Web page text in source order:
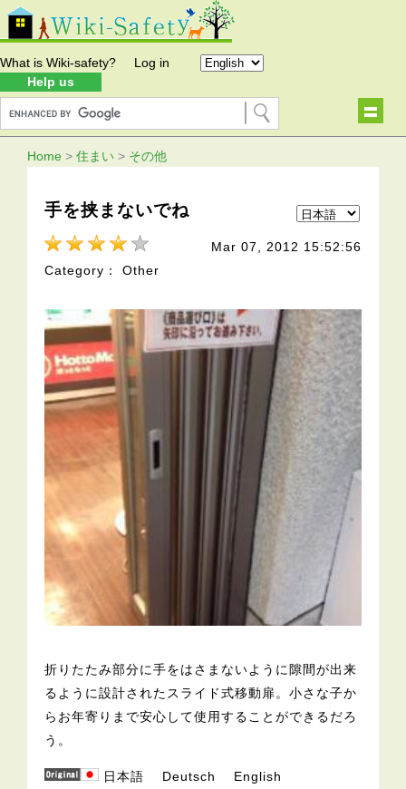
What is Wiki-safety?
Help us
Log in
Home > 住まい > その他
手を挟まないでね
Mar 07, 2012 15:52:56
Category： Other
折りたたみ部分に手をはさまないように隙間が出来
るように設計されたスライド式移動扉。小さな子か
らお年寄りまで安心して使用することができるだろ
う。
日本語 Deutsch
English